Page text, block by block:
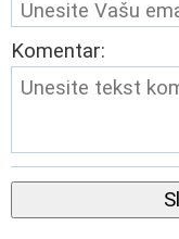
Komentar: